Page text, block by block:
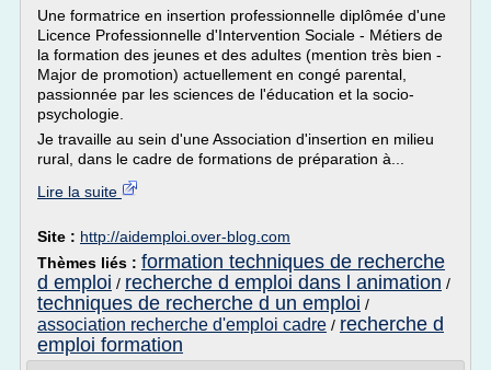
Une formatrice en insertion professionnelle diplômée d'une
Licence Professionnelle d'Intervention Sociale - Métiers de
la formation des jeunes et des adultes (mention très bien -
Major de promotion) actuellement en congé parental,
passionnée par les sciences de l'éducation et la socio-
psychologie.
Je travaille au sein d'une Association d'insertion en milieu
rural, dans le cadre de formations de préparation à...
Lire la suite
Site : http://aidemploi.over-blog.com
Thèmes liés : formation techniques de recherche
d emploi / recherche d emploi dans l animation /
techniques de recherche d un emploi /
association recherche d'emploi cadre / recherche d
emploi formation